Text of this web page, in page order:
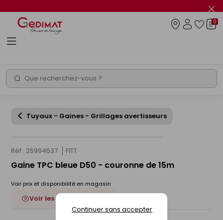
Continuer sans accepter
le
info
Rechercher
0
Tuyaux - Gaines - Grillages avertisseurs
Réf : 25994537 FITT
Gaine TPC bleue D50 - couronne de 15m
Voir prix et disponibilité en magasin
Voir les 2 déclinaisons